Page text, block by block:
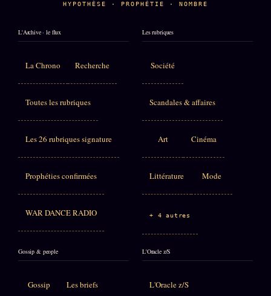
HYPOTHÈSE · PROPHÉTIE · NOMBRE
L'Archive · le flux
La Chrono Recherche
Toutes les rubriques
Les 26 rubriques signature
Prophéties confirmées
WAR DANCE RADIO
Les rubriques
Société
Scandales & affaires
Art Cinéma
Littérature Mode
+ 4 autres
Gossip & people
Gossip Les briefs
L'Oracle z/S
L'Oracle z/S